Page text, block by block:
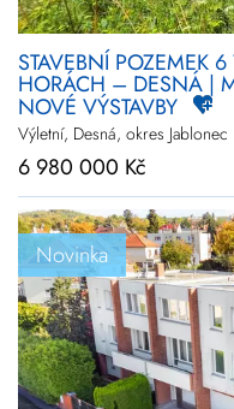
STAVEBNÍ POZEMEK
HORÁCH – DESNÁ |
NOVÉ VÝSTAVBY
Výletní, Desná, okres
6 980 000 Kč
Novinka